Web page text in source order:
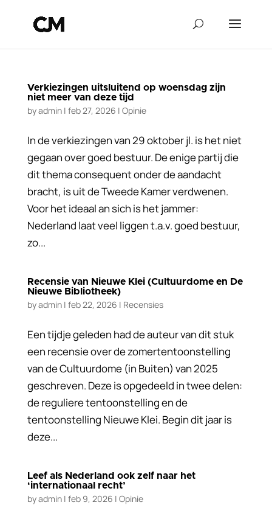
Verkiezingen uitsluitend op woensdag zijn
niet meer van deze tijd
byadmin| feb 27, 2026 | Opinie
In de verkiezingen van 29 oktober jl. is het niet
gegaan over goed bestuur. De enige partij die
dit thema consequent onder de aandacht
bracht, is uit de Tweede Kamer verdwenen.
Voor het ideaal an sich is het jammer:
Nederland laat veel liggen t.a.v. goed bestuur,
zo...
Recensie van Nieuwe Klei (Cultuurdome en De
Nieuwe Bibliotheek)
byadmin| feb 22, 2026 | Recensies
Een tijdje geleden had de auteur van dit stuk
een recensie over de zomertentoonstelling
van de Cultuurdome (in Buiten) van 2025
geschreven. Deze is opgedeeld in twee delen:
de reguliere tentoonstelling en de
tentoonstelling Nieuwe Klei. Begin dit jaar is
deze...
Leef als Nederland ook zelf naar het
‘internationaal recht’
byadmin| feb 9, 2026 | Opinie